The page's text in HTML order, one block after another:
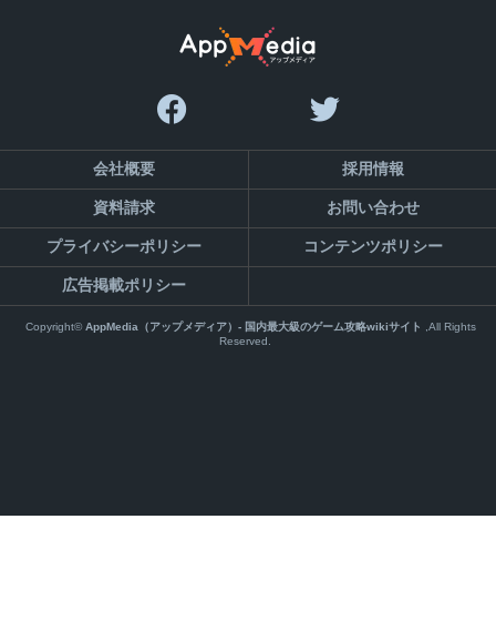
会社概要 採用情報
資料請求 お問い合わせ
プライバシーポリシー コンテンツポリシー
広告掲載ポリシー
Copyright©AppMedia（アップメディア）- 国内最大級のゲーム攻略wikiサイト
,All Rights
Reserved.